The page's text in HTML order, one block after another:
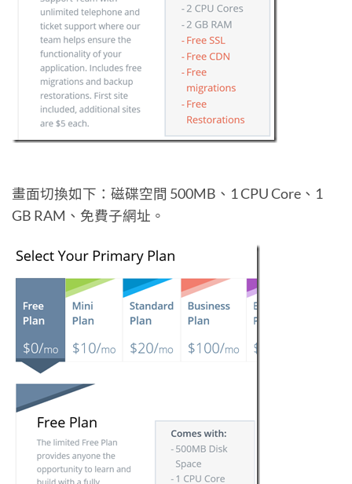
畫面切換如下：磁碟空間 500MB、1 CPU Core、1
GB RAM、免費子網址。